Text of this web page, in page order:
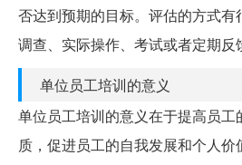
否达到预期的目标。评估的方式有
调查、实际操作、考试或者定期反
单位员工培训的意义
单位员工培训的意义在于提高员
质，促进员工的自我发展和个人